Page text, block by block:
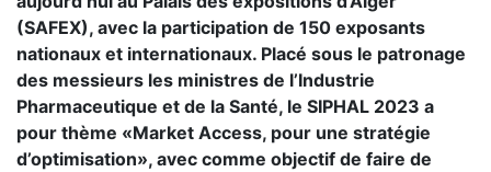
(SAFEX), avec la participation de 150 exposants
nationaux et internationaux. Placé sous le patronage
des messieurs les ministres de l’Industrie
Pharmaceutique et de la Santé, le SIPHAL 2023 a
pour thème «Market Access, pour une stratégie
d’optimisation», avec comme objectif de faire de